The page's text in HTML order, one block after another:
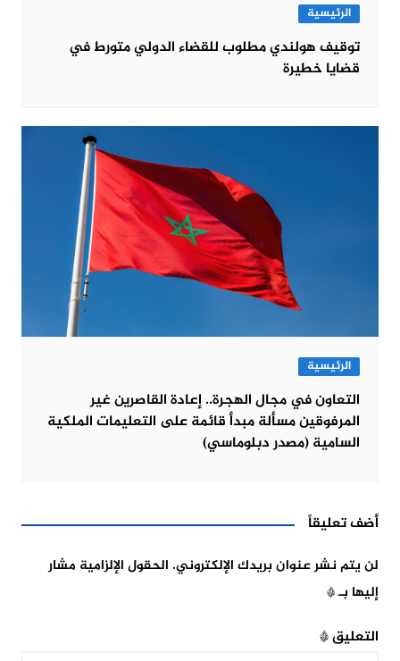
الرئيسية
توقيف هولندي مطلوب للقضاء الدولي متورط في
قضايا خطيرة
الرئيسية
التعاون في مجال الهجرة.. إعادة القاصرين غير
المرفوقين مسألة مبدأ قائمة على التعليمات الملكية
السامية (مصدر دبلوماسي)
أضف تعليقاً
لن يتم نشر عنوان بريدك الإلكتروني. الحقول الإلزامية مشار
إليها بـ*
التعليق*